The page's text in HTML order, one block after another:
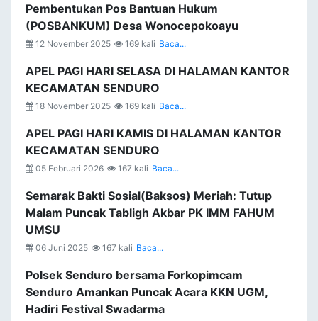
Pembentukan Pos Bantuan Hukum
(POSBANKUM) Desa Wonocepokoayu
12 November 2025 169 kali Baca...
APEL PAGI HARI SELASA DI HALAMAN KANTOR
KECAMATAN SENDURO
18 November 2025 169 kali Baca...
APEL PAGI HARI KAMIS DI HALAMAN KANTOR
KECAMATAN SENDURO
05 Februari 2026 167 kali Baca...
Semarak Bakti Sosial(Baksos) Meriah: Tutup
Malam Puncak Tabligh Akbar PK IMM FAHUM
UMSU
06 Juni 2025 167 kali Baca...
Polsek Senduro bersama Forkopimcam
Senduro Amankan Puncak Acara KKN UGM,
Hadiri Festival Swadarma